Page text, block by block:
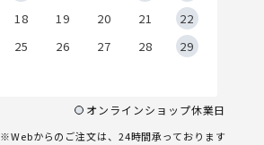
18 19 20 21
22
25 26 27 28
29
オンラインショップ休業日
※Webからのご注文は、24時間承っております